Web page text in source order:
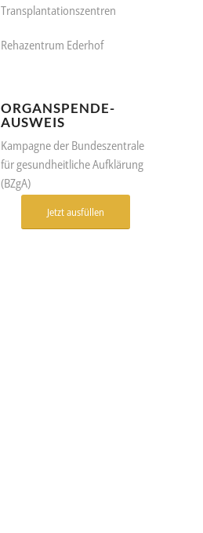
Transplantationszentren
Rehazentrum Ederhof
ORGANSPENDE-
AUSWEIS
Kampagne der Bundeszentrale
für gesundheitliche Aufklärung
(BZgA)
Jetzt ausfüllen